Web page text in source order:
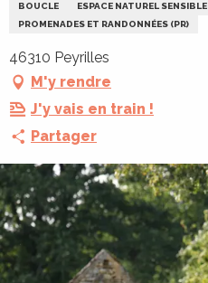
BOUCLE ESPACE NATUREL SENSIBLE
PROMENADES ET RANDONNÉES (PR)
46310 Peyrilles
M'y rendre
J'y vais en train !
Partager